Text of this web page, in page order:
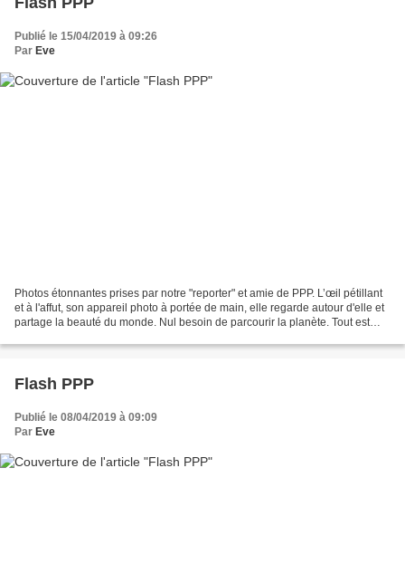
Publié le 15/04/2019 à 09:26
Par Eve
Photos étonnantes prises par notre "reporter" et amie de PPP. L’œil pétillant
et à l'affut, son appareil photo à portée de main, elle regarde autour d'elle et
partage la beauté du monde. Nul besoin de parcourir la planète. Tout est
Flash PPP
Publié le 08/04/2019 à 09:09
Par Eve